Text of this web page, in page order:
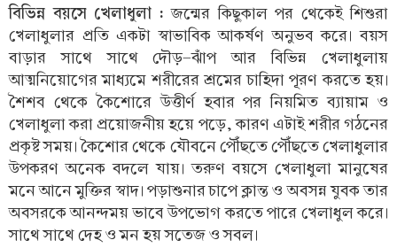
বিভিন্ন বয়সে খেলাধুলা : জন্মের কিছুকাল পর থেকেই শিশুরা
খেলাধুলার প্রতি একটা স্বাভাবিক আকর্ষণ অনুভব করে। বয়স
বাড়ার সাথে সাথে দৌড়-ঝাঁপ আর বিভিন্ন খেলাধুলায়
আত্মনিয়োগের মাধ্যমে শরীরের শ্রমের চাহিদা পূরণ করতে হয়।
শৈশব থেকে কৈশোরে উত্তীর্ণ হবার পর নিয়মিত ব্যায়াম ও
খেলাধুলা করা প্রয়োজনীয় হয়ে পড়ে, কারণ এটাই শরীর গঠনের
প্রকৃষ্ট সময়। কৈশোর থেকে যৌবনে পৌঁছতে পৌঁছতে খেলাধুলার
উপকরণ অনেক বদলে যায়। তরুণ বয়সে খেলাধুলা মানুষের
মনে আনে মুক্তির স্বাদ। পড়াশুনার চাপে ক্লান্ত ও অবসন্ন যুবক তার
অবসরকে আনন্দময় ভাবে উপভোগ করতে পারে খেলাধুল করে।
সাথে সাথে দেহ ও মন হয় সতেজ ও সবল।